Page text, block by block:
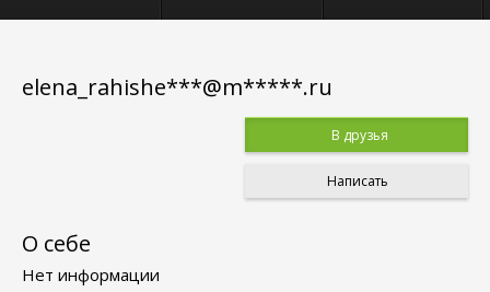
elena_rahishe***@m*****.ru
В друзья
Написать
О себе
Нет информации